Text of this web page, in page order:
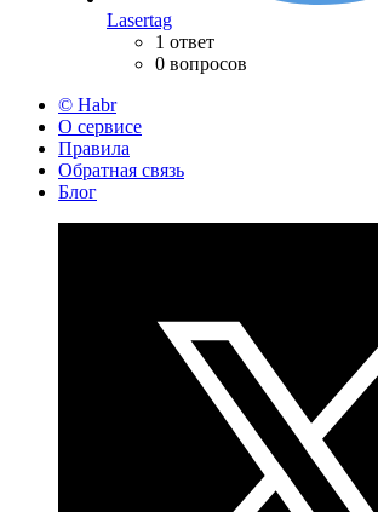
Lasertag
1 ответ
0 вопросов
© Habr
О сервисе
Правила
Обратная связь
Блог